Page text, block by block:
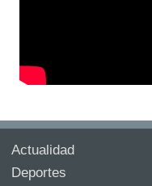
Actualidad
Deportes